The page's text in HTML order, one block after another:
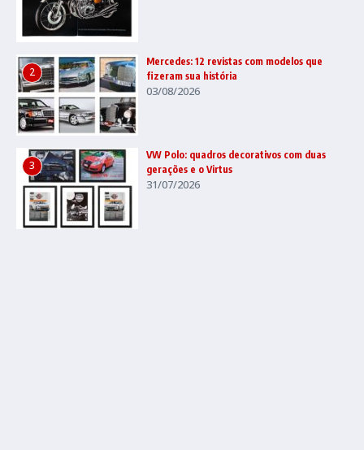
2
Mercedes: 12 revistas com modelos que
fizeram sua história
03/08/2026
3
VW Polo: quadros decorativos com duas
gerações e o Virtus
31/07/2026